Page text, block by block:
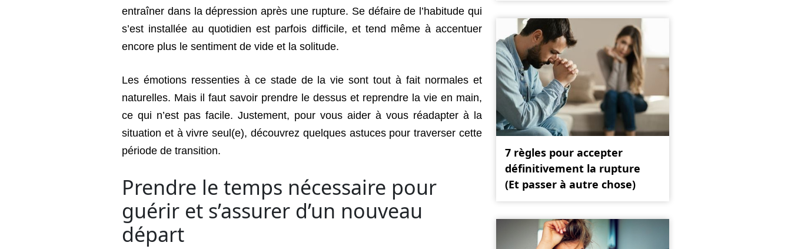
entraîner dans la dépression après une rupture. Se défaire de l’habitude qui
s’est installée au quotidien est parfois difficile, et tend même à accentuer
encore plus le sentiment de vide et la solitude.
Les émotions ressenties à ce stade de la vie sont tout à fait normales et
naturelles. Mais il faut savoir prendre le dessus et reprendre la vie en main,
ce qui n’est pas facile. Justement, pour vous aider à vous réadapter à la
situation et à vivre seul(e), découvrez quelques astuces pour traverser cette
période de transition.
Prendre le temps nécessaire pour
guérir et s’assurer d’un nouveau
départ
7 règles pour accepter
définitivement la rupture
(Et passer à autre chose)